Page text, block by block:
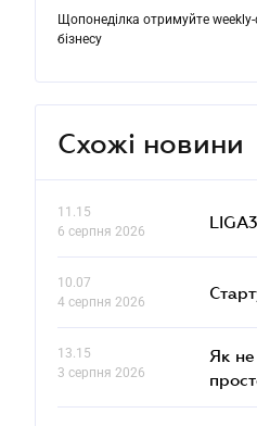
Щопонеділка отримуйте
бізнесу
Схожі новини
11.15
6 серпня 2026
10.07
4 серпня 2026
13.15
3 серпня 2026
Як